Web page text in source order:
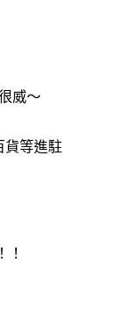
威～
貨等進駐
！